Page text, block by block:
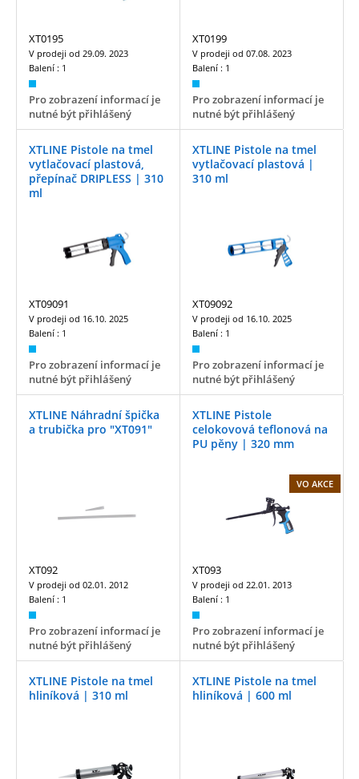
XT0195
V prodeji od 29.09. 2023
Balení : 1
Pro zobrazení informací je
nutné být přihlášený
XT0199
V prodeji od 07.08. 2023
Balení : 1
Pro zobrazení informací je
nutné být přihlášený
XTLINE Pistole na tmel
vytlačovací plastová,
přepínač DRIPLESS | 310
ml
XT09091
V prodeji od 16.10. 2025
Balení : 1
Pro zobrazení informací je
nutné být přihlášený
XTLINE Pistole na tmel
vytlačovací plastová |
310 ml
XT09092
V prodeji od 16.10. 2025
Balení : 1
Pro zobrazení informací je
nutné být přihlášený
XTLINE Náhradní špička
a trubička pro "XT091"
XT092
V prodeji od 02.01. 2012
Balení : 1
Pro zobrazení informací je
nutné být přihlášený
XTLINE Pistole
celokovová teflonová na
PU pěny | 320 mm
VO AKCE
XT093
V prodeji od 22.01. 2013
Balení : 1
Pro zobrazení informací je
nutné být přihlášený
XTLINE Pistole na tmel
hliníková | 310 ml
XTLINE Pistole na tmel
hliníková | 600 ml